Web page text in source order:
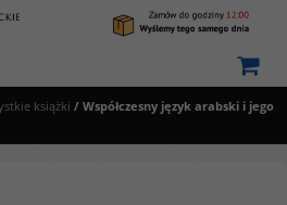
książki / Współczesny język arabski i jego